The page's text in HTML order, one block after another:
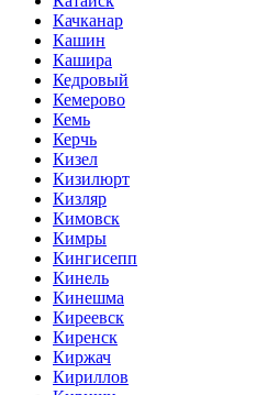
Качканар
Кашин
Кашира
Кедровый
Кемерово
Кемь
Керчь
Кизел
Кизилюрт
Кизляр
Кимовск
Кимры
Кингисепп
Кинель
Кинешма
Киреевск
Киренск
Киржач
Кириллов